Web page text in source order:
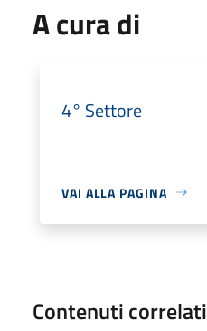
A cura di
4° Settore
VAI ALLA PAGINA
Contenuti correlati